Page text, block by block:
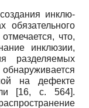
инклю­
обязательного
что,
инклюзии,
разделяемых
на дефекте
[16, с. 564].